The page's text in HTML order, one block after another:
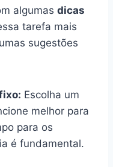
algumas dicas
tarefa mais
sugestões
Escolha um
melhor para
para os
é fundamental.